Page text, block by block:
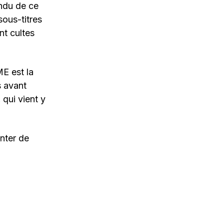
de ce
titres
cultes
est la
avant
qui vient y
de